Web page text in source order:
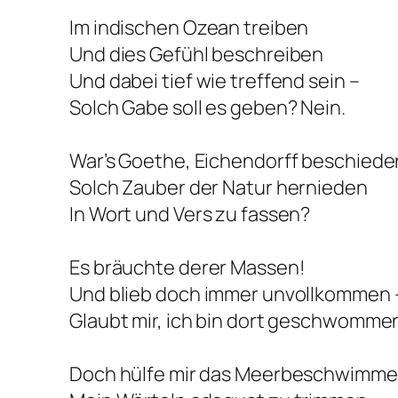
Im indischen Ozean treiben
Und dies Gefühl beschreiben
Und dabei tief wie treffend sein –
Solch Gabe soll es geben? Nein.
War’s Goethe, Eichendorff
Solch Zauber der Natur hernieden
In Wort und Vers zu fassen?
Es bräuchte derer Massen!
Und blieb doch immer unvollkommen
Glaubt mir, ich bin dort
Doch hülfe mir das